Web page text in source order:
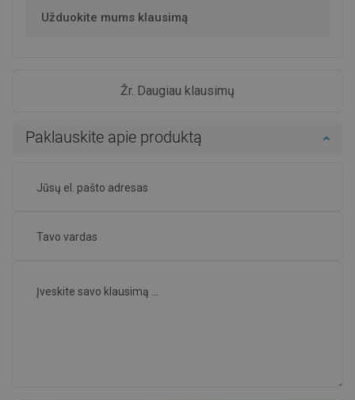
Užduokite mums klausimą
Žr. Daugiau klausimų
Paklauskite apie produktą